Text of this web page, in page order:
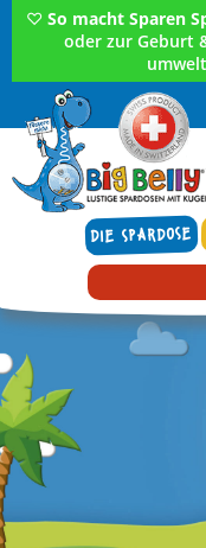
♡ So macht Sparen
oder zur Geburt
DIE SPARDOSE